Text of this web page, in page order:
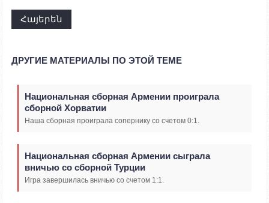
Հայերեն
ДРУГИЕ МАТЕРИАЛЫ ПО ЭТОЙ ТЕМЕ
Национальная сборная Армении проиграла
сборной Хорватии
Наша сборная проиграла сопернику со счетом 0:1.
Национальная сборная Армении сыграла
вничью со сборной Турции
Игра завершилась вничью со счетом 1:1.